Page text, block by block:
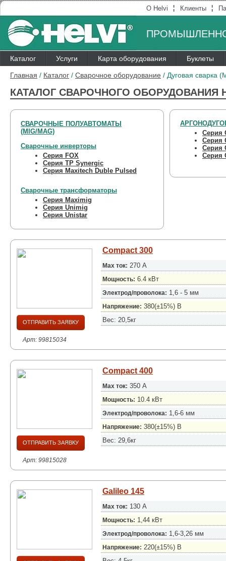
О Helvi ¦ Клиенты ¦
Каталог Услуги Карта оборудования Буклеты
Главная / Каталог / Сварочное оборудование / Дуговая сварка
КАТАЛОГ СВАРОЧНОГО ОБОРУДОВАНИЯ
СВАРОЧНЫЕ ПОЛУАВТОМАТЫ
(MIG/MAG)
Сварочные инверторы
Серия FOX
Серия TP Synergic
Серия Maxitech Duble Pulsed
Сварочные трансформаторы
Серия Maximig
Серия Unimig
Серия Unistar
Серия
Серия
Серия
Серия
ОТПРАВИТЬ ЗАЯВКУ
Арт: 99815034
Compact 300
Max ток: 270 А
Мощность: 6.4 кВт
Электрод/проволока: 1,6 - 5 мм
Напряжение: 380(±15%) В
Вес: 20,5кг
ОТПРАВИТЬ ЗАЯВКУ
Арт: 99815028
Compact 400
Max ток: 350 А
Мощность: 10.4 кВт
Электрод/проволока: 1,6-6 мм
Напряжение: 380(±15%) В
Вес: 29,6кг
Galileo 145
Max ток: 130 А
Мощность: 1,44 кВт
Электрод/проволока: 1,6-3,26 мм
Напряжение: 220(±15%) В